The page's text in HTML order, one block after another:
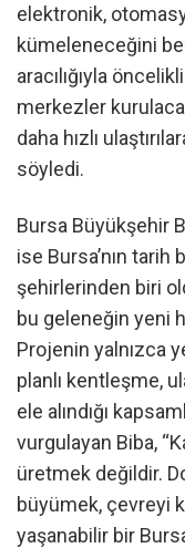
elektronik,
kümeleneceğini
aracılığıyla
merkezler
daha hızlı
söyledi.
Bursa Büyükşehir
ise Bursa’nın
şehirlerinden biri
bu geleneğin yeni
Projenin yalnızca
planlı kentleşme,
ele alındığı
vurgulayan Biba,
üretmek değildir.
büyümek, çevreyi
yaşanabilir bir